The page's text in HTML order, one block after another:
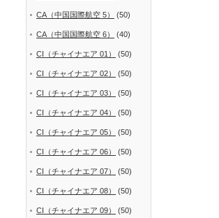
CA（中国国際航空 5） (50)
CA（中国国際航空 6） (40)
CI（チャイナエア 01） (50)
CI（チャイナエア 02） (50)
CI（チャイナエア 03） (50)
CI（チャイナエア 04） (50)
CI（チャイナエア 05） (50)
CI（チャイナエア 06） (50)
CI（チャイナエア 07） (50)
CI（チャイナエア 08） (50)
CI（チャイナエア 09） (50)